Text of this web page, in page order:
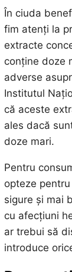
În ciuda
fim atenți la
extracte
conține doze
adverse
Institutul
că aceste
ales dacă
doze mari.
Pentru
opteze
sigure și mai
cu afecțiuni
ar trebui să
introduce